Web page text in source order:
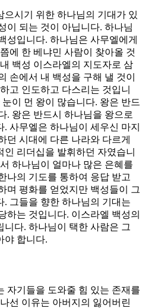
시기 위한 하나님의 기대가 있
이 되는 것이 아닙니다. 하나님
성입니다. 하나님은 사무엘에게
에 한 베냐민 사람이 찾아올 것
백성 이스라엘의 지도자로 삼
손에서 내 백성을 구해 낼 것이
고 인도하고 다스리는 것입니
이 먼 왕이 많습니다. 왕은 반드
. 왕은 반드시 하나님을 왕으로
사무엘은 하나님이 세우신 마지
던 시대에 다른 나라와 다르게
리더십을 발휘하던 자였습니
하나님이 얼마나 많은 은혜를
나의 기도를 통하여 응답 받고
며 평화를 얻었지만 백성들이 그
. 그들을 향한 하나님의 기대는
하는 것입니다. 이스라엘 백성의
다. 하나님이 택한 사람은 그
야 합니다.
자기들을 도와줄 힘 있는 존재를
선 이유는 아버지의 잃어버린